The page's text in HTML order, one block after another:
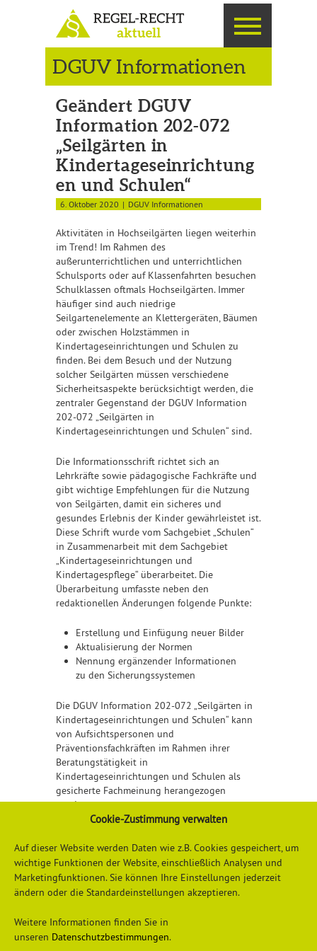
Cookie-Zustimmung verwalten
Auf dieser Website werden Daten wie z.B. Cookies gespeichert, um
wichtige Funktionen der Website, einschließlich Analysen und
Marketingfunktionen. Sie können Ihre Einstellungen jederzeit
ändern oder die Standardeinstellungen akzeptieren.
Weitere Informationen finden Sie in
unseren Datenschutzbestimmungen.
DGUV Informationen
Geändert DGUV
Information 202-072
„Seilgärten in
Kindertageseinrichtung
en und Schulen“
6. Oktober 2020 DGUV Informationen
Aktivitäten in Hochseilgärten liegen weiterhin
im Trend! Im Rahmen des
außerunterrichtlichen und unterrichtlichen
Schulsports oder auf Klassenfahrten besuchen
Schulklassen oftmals Hochseilgärten. Immer
häufiger sind auch niedrige
Seilgartenelemente an Klettergeräten, Bäumen
oder zwischen Holzstämmen in
Kindertageseinrichtungen und Schulen zu
finden. Bei dem Besuch und der Nutzung
solcher Seilgärten müssen verschiedene
Sicherheitsaspekte berücksichtigt werden, die
zentraler Gegenstand der DGUV Information
202-072 „Seilgärten in
Kindertageseinrichtungen und Schulen“ sind.
Die Informationsschrift richtet sich an
Lehrkräfte sowie pädagogische Fachkräfte und
gibt wichtige Empfehlungen für die Nutzung
von Seilgärten, damit ein sicheres und
gesundes Erlebnis der Kinder gewährleistet ist.
Diese Schrift wurde vom Sachgebiet „Schulen“
in Zusammenarbeit mit dem Sachgebiet
„Kindertageseinrichtungen und
Kindertagespflege“ überarbeitet. Die
Überarbeitung umfasste neben den
redaktionellen Änderungen folgende Punkte:
Erstellung und Einfügung neuer Bilder
Aktualisierung der Normen
Nennung ergänzender Informationen
zu den Sicherungssystemen
Die DGUV Information 202-072 „Seilgärten in
Kindertageseinrichtungen und Schulen“ kann
von Aufsichtspersonen und
Präventionsfachkräften im Rahmen ihrer
Beratungstätigkeit in
Kindertageseinrichtungen und Schulen als
gesicherte Fachmeinung herangezogen
werden.